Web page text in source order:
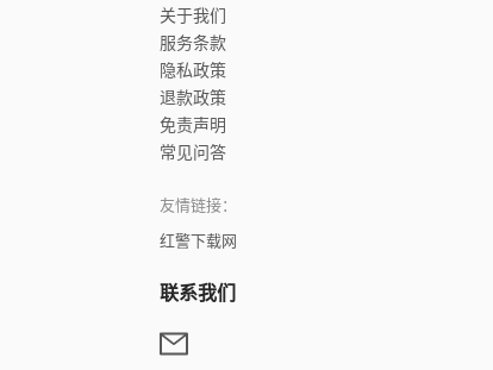
关于我们
服务条款
隐私政策
退款政策
免责声明
常见问答
友情链接：
红警下载网
联系我们